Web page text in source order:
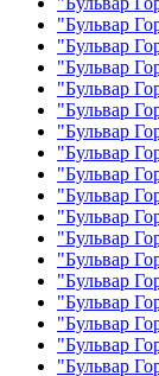
"Бульвар
"Бульвар
"Бульвар
"Бульвар
"Бульвар
"Бульвар
"Бульвар
"Бульвар
"Бульвар
"Бульвар
"Бульвар
"Бульвар
"Бульвар
"Бульвар
"Бульвар
"Бульвар
"Бульвар